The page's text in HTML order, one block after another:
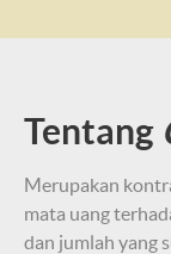
Tentang
Merupakan
mata uang
dan jumlah yang